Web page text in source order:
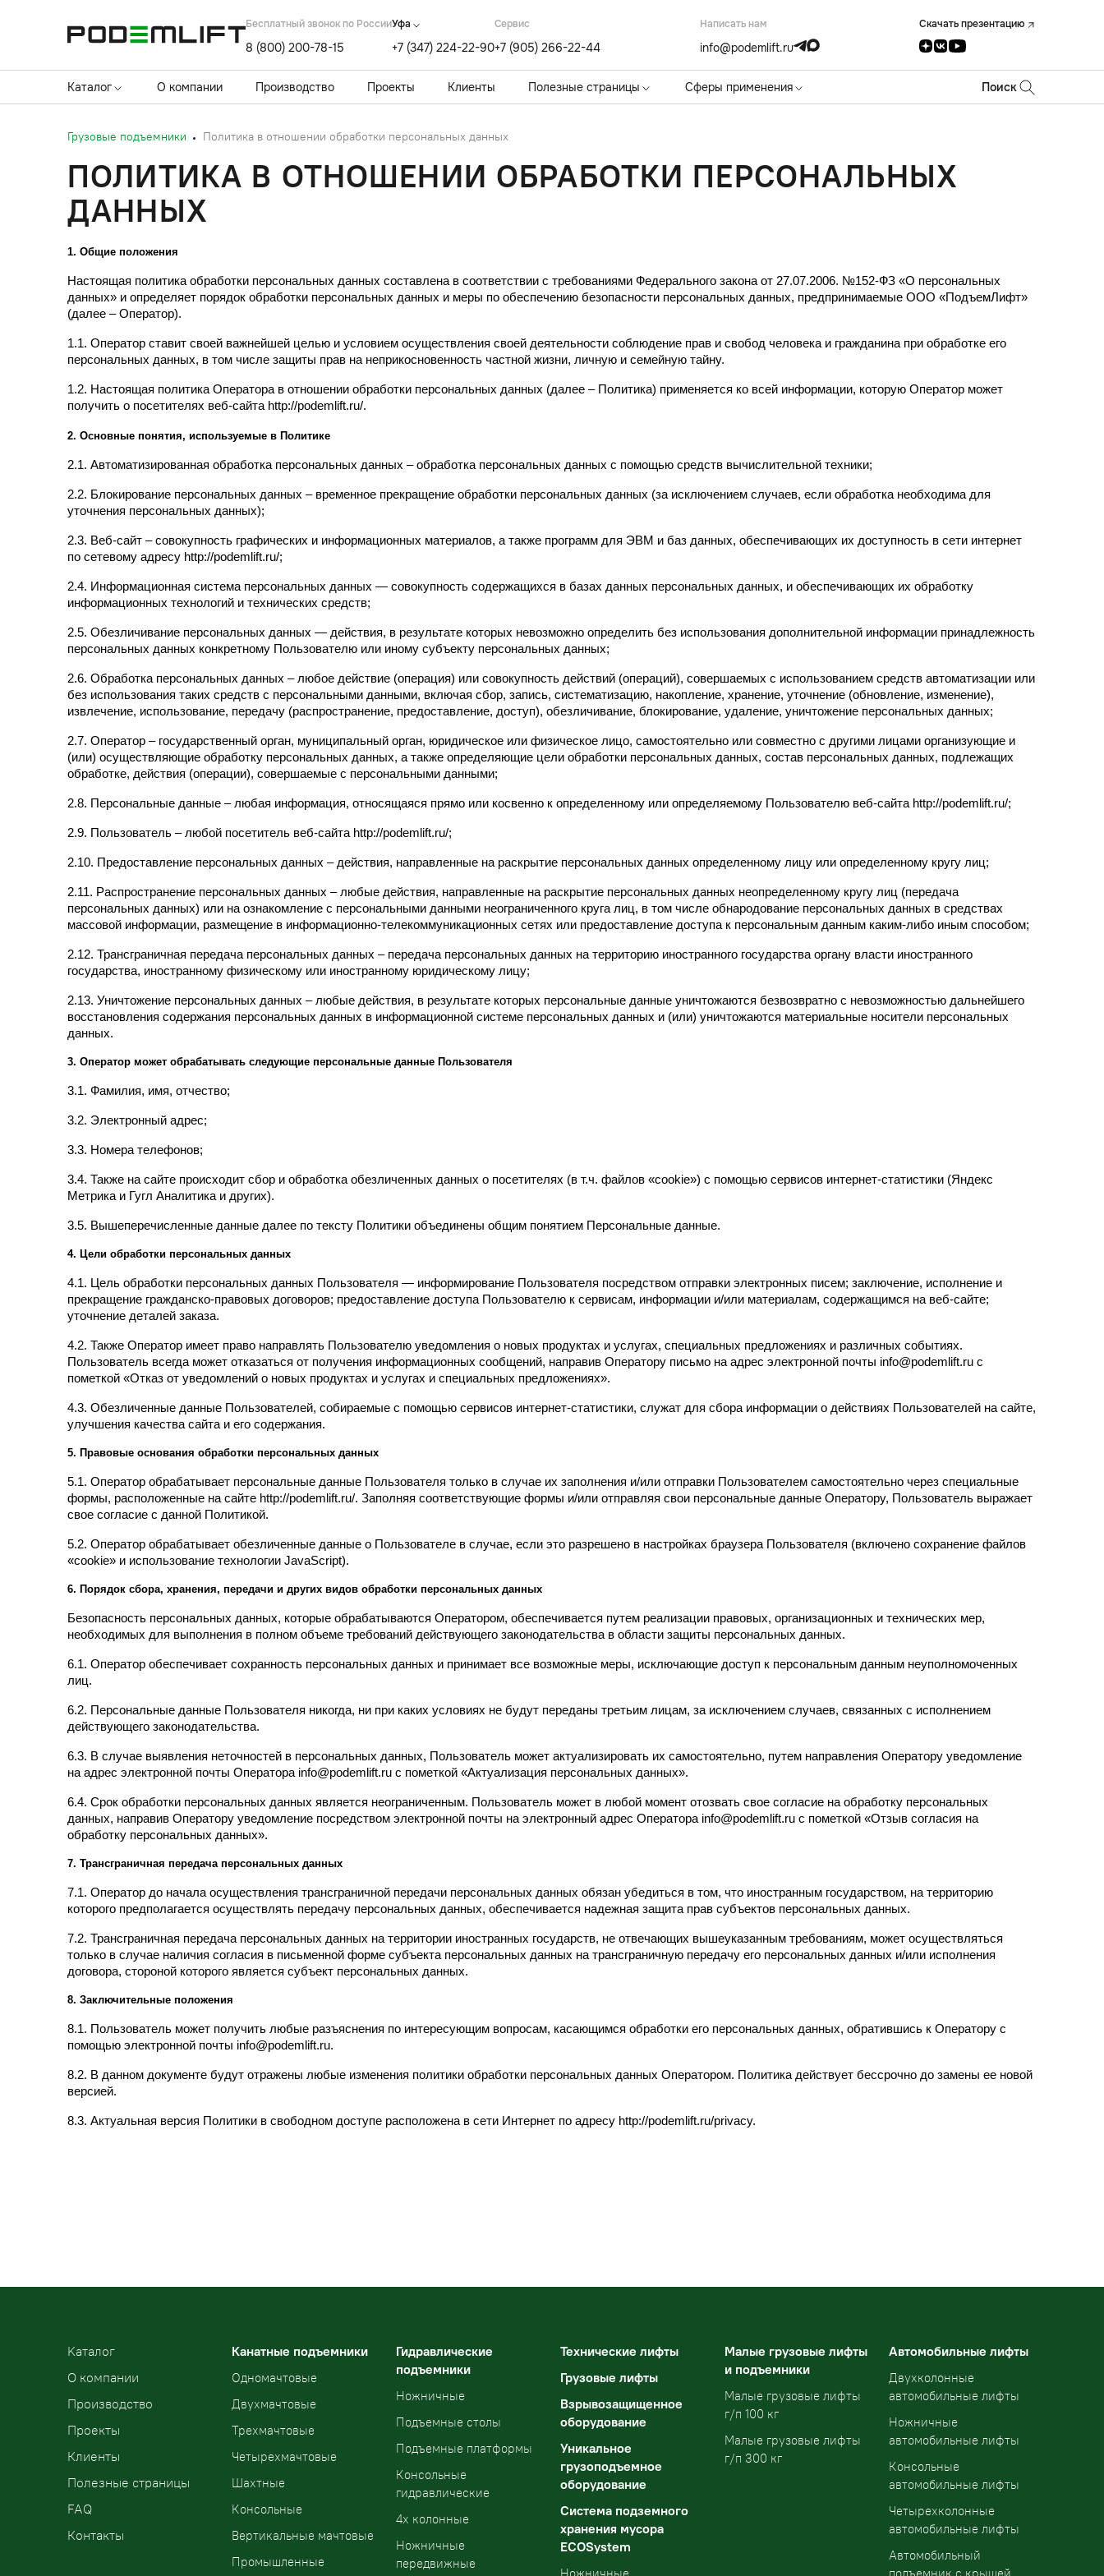
Бесплатный звонок по России
8 (800) 200-78-15
Уфа
+7 (347) 224-22-90
Cервис
+7 (905) 266-22-44
Написать нам
info@podemlift.ru
Скачать презентацию
Каталог О компании Производство Проекты Клиенты Полезные страницы Сферы применения Поиск
Грузовые подъемники Политика в отношении обработки персональных данных
ПОЛИТИКА В ОТНОШЕНИИ ОБРАБОТКИ ПЕРСОНАЛЬНЫХ
ДАННЫХ
1. Общие положения
Настоящая политика обработки персональных данных составлена в соответствии с требованиями Федерального закона от 27.07.2006. №152-ФЗ «О персональных
данных» и определяет порядок обработки персональных данных и меры по обеспечению безопасности персональных данных, предпринимаемые ООО «ПодъемЛифт»
(далее – Оператор).
1.1. Оператор ставит своей важнейшей целью и условием осуществления своей деятельности соблюдение прав и свобод человека и гражданина при обработке его
персональных данных, в том числе защиты прав на неприкосновенность частной жизни, личную и семейную тайну.
1.2. Настоящая политика Оператора в отношении обработки персональных данных (далее – Политика) применяется ко всей информации, которую Оператор может
получить о посетителях веб-сайта http://podemlift.ru/.
2. Основные понятия, используемые в Политике
2.1. Автоматизированная обработка персональных данных – обработка персональных данных с помощью средств вычислительной техники;
2.2. Блокирование персональных данных – временное прекращение обработки персональных данных (за исключением случаев, если обработка необходима для
уточнения персональных данных);
2.3. Веб-сайт – совокупность графических и информационных материалов, а также программ для ЭВМ и баз данных, обеспечивающих их доступность в сети интернет
по сетевому адресу http://podemlift.ru/;
2.4. Информационная система персональных данных — совокупность содержащихся в базах данных персональных данных, и обеспечивающих их обработку
информационных технологий и технических средств;
2.5. Обезличивание персональных данных — действия, в результате которых невозможно определить без использования дополнительной информации принадлежность
персональных данных конкретному Пользователю или иному субъекту персональных данных;
2.6. Обработка персональных данных – любое действие (операция) или совокупность действий (операций), совершаемых с использованием средств автоматизации или
без использования таких средств с персональными данными, включая сбор, запись, систематизацию, накопление, хранение, уточнение (обновление, изменение),
извлечение, использование, передачу (распространение, предоставление, доступ), обезличивание, блокирование, удаление, уничтожение персональных данных;
2.7. Оператор – государственный орган, муниципальный орган, юридическое или физическое лицо, самостоятельно или совместно с другими лицами организующие и
(или) осуществляющие обработку персональных данных, а также определяющие цели обработки персональных данных, состав персональных данных, подлежащих
обработке, действия (операции), совершаемые с персональными данными;
2.8. Персональные данные – любая информация, относящаяся прямо или косвенно к определенному или определяемому Пользователю веб-сайта http://podemlift.ru/;
2.9. Пользователь – любой посетитель веб-сайта http://podemlift.ru/;
2.10. Предоставление персональных данных – действия, направленные на раскрытие персональных данных определенному лицу или определенному кругу лиц;
2.11. Распространение персональных данных – любые действия, направленные на раскрытие персональных данных неопределенному кругу лиц (передача
персональных данных) или на ознакомление с персональными данными неограниченного круга лиц, в том числе обнародование персональных данных в средствах
массовой информации, размещение в информационно-телекоммуникационных сетях или предоставление доступа к персональным данным каким-либо иным способом;
2.12. Трансграничная передача персональных данных – передача персональных данных на территорию иностранного государства органу власти иностранного
государства, иностранному физическому или иностранному юридическому лицу;
2.13. Уничтожение персональных данных – любые действия, в результате которых персональные данные уничтожаются безвозвратно с невозможностью дальнейшего
восстановления содержания персональных данных в информационной системе персональных данных и (или) уничтожаются материальные носители персональных
данных.
3. Оператор может обрабатывать следующие персональные данные Пользователя
3.1. Фамилия, имя, отчество;
3.2. Электронный адрес;
3.3. Номера телефонов;
3.4. Также на сайте происходит сбор и обработка обезличенных данных о посетителях (в т.ч. файлов «cookie») с помощью сервисов интернет-статистики (Яндекс
Метрика и Гугл Аналитика и других).
3.5. Вышеперечисленные данные далее по тексту Политики объединены общим понятием Персональные данные.
4. Цели обработки персональных данных
4.1. Цель обработки персональных данных Пользователя — информирование Пользователя посредством отправки электронных писем; заключение, исполнение и
прекращение гражданско-правовых договоров; предоставление доступа Пользователю к сервисам, информации и/или материалам, содержащимся на веб-сайте;
уточнение деталей заказа.
4.2. Также Оператор имеет право направлять Пользователю уведомления о новых продуктах и услугах, специальных предложениях и различных событиях.
Пользователь всегда может отказаться от получения информационных сообщений, направив Оператору письмо на адрес электронной почты info@podemlift.ru с
пометкой «Отказ от уведомлений о новых продуктах и услугах и специальных предложениях».
4.3. Обезличенные данные Пользователей, собираемые с помощью сервисов интернет-статистики, служат для сбора информации о действиях Пользователей на сайте,
улучшения качества сайта и его содержания.
5. Правовые основания обработки персональных данных
5.1. Оператор обрабатывает персональные данные Пользователя только в случае их заполнения и/или отправки Пользователем самостоятельно через специальные
формы, расположенные на сайте http://podemlift.ru/. Заполняя соответствующие формы и/или отправляя свои персональные данные Оператору, Пользователь выражает
свое согласие с данной Политикой.
5.2. Оператор обрабатывает обезличенные данные о Пользователе в случае, если это разрешено в настройках браузера Пользователя (включено сохранение файлов
«cookie» и использование технологии JavaScript).
6. Порядок сбора, хранения, передачи и других видов обработки персональных данных
Безопасность персональных данных, которые обрабатываются Оператором, обеспечивается путем реализации правовых, организационных и технических мер,
необходимых для выполнения в полном объеме требований действующего законодательства в области защиты персональных данных.
6.1. Оператор обеспечивает сохранность персональных данных и принимает все возможные меры, исключающие доступ к персональным данным неуполномоченных
лиц.
6.2. Персональные данные Пользователя никогда, ни при каких условиях не будут переданы третьим лицам, за исключением случаев, связанных с исполнением
действующего законодательства.
6.3. В случае выявления неточностей в персональных данных, Пользователь может актуализировать их самостоятельно, путем направления Оператору уведомление
на адрес электронной почты Оператора info@podemlift.ru с пометкой «Актуализация персональных данных».
6.4. Срок обработки персональных данных является неограниченным. Пользователь может в любой момент отозвать свое согласие на обработку персональных
данных, направив Оператору уведомление посредством электронной почты на электронный адрес Оператора info@podemlift.ru с пометкой «Отзыв согласия на
обработку персональных данных».
7. Трансграничная передача персональных данных
7.1. Оператор до начала осуществления трансграничной передачи персональных данных обязан убедиться в том, что иностранным государством, на территорию
которого предполагается осуществлять передачу персональных данных, обеспечивается надежная защита прав субъектов персональных данных.
7.2. Трансграничная передача персональных данных на территории иностранных государств, не отвечающих вышеуказанным требованиям, может осуществляться
только в случае наличия согласия в письменной форме субъекта персональных данных на трансграничную передачу его персональных данных и/или исполнения
договора, стороной которого является субъект персональных данных.
8. Заключительные положения
8.1. Пользователь может получить любые разъяснения по интересующим вопросам, касающимся обработки его персональных данных, обратившись к Оператору с
помощью электронной почты info@podemlift.ru.
8.2. В данном документе будут отражены любые изменения политики обработки персональных данных Оператором. Политика действует бессрочно до замены ее новой
версией.
8.3. Актуальная версия Политики в свободном доступе расположена в сети Интернет по адресу http://podemlift.ru/privacy.
Kаталог
О компании
Производство
Проекты
Клиенты
Полезные страницы
FAQ
Контакты
Канатные подъемники
Одномачтовые
Двухмачтовые
Трехмачтовые
Четырехмачтовые
Шахтные
Консольные
Вертикальные мачтовые
Промышленные
Гидравлические
подъемники
Ножничные
Подъемные столы
Подъемные платформы
Консольные
гидравлические
4х колонные
Ножничные
передвижные
Технические лифты
Грузовые лифты
Взрывозащищенное
оборудование
Уникальное
грузоподъемное
оборудование
Система подземного
хранения мусора
ECOSystem
Малые грузовые лифты
и подъемники
Малые грузовые лифты
г/п 100 кг
Малые грузовые лифты
г/п 300 кг
Автомобильные лифты
Двухколонные
автомобильные лифты
Ножничные
автомобильные лифты
Консольные
автомобильные лифты
Четырехколонные
автомобильные лифты
Автомобильный